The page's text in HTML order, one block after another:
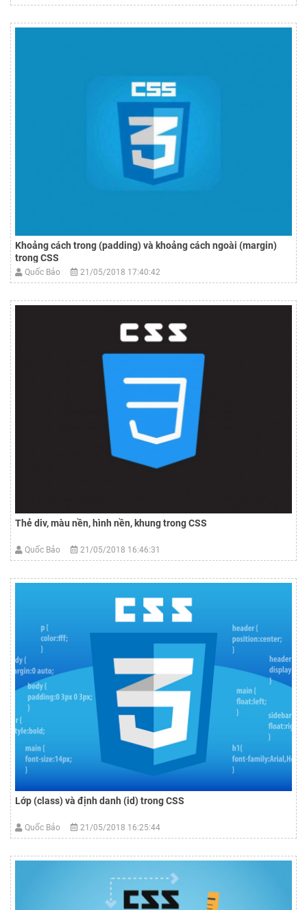
Khoảng cách trong (padding) và khoảng cách ngoài (margin)
trong CSS
Quốc Bảo 21/05/2018 17:40:42
Thẻ div, màu nền, hình nền, khung trong CSS
Quốc Bảo 21/05/2018 16:46:31
Lớp (class) và định danh (id) trong CSS
Quốc Bảo 21/05/2018 16:25:44